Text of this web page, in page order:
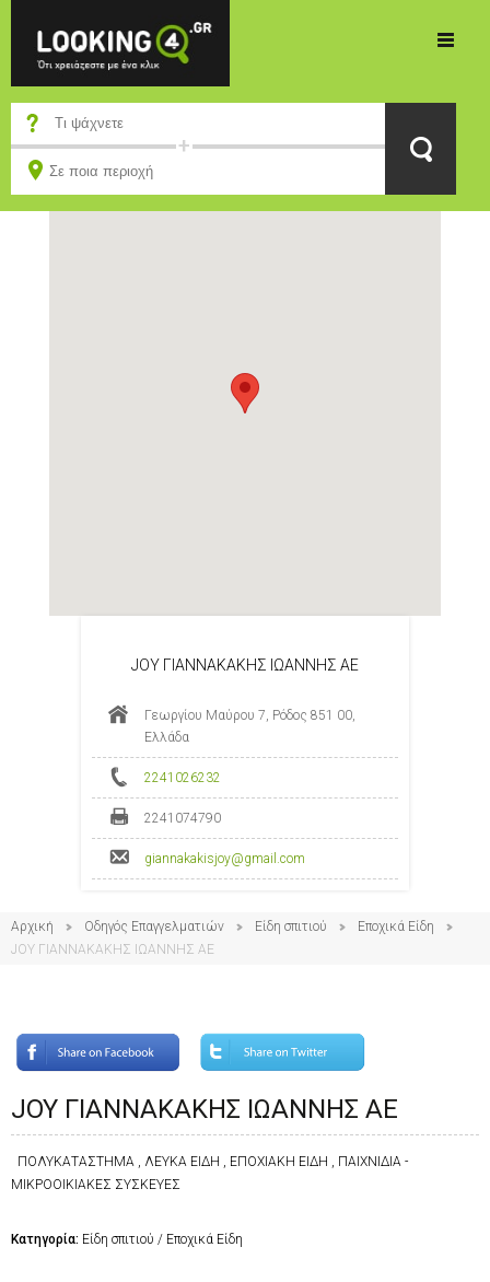
JOY ΓΙΑΝΝΑΚΑΚΗΣ ΙΩΑΝΝΗΣ ΑΕ
Γεωργίου Μαύρου 7, Ρόδος 851 00,
Ελλάδα
2241026232
2241074790
giannakakisjoy@gmail.com
Αρχική Οδηγός Επαγγελματιών Είδη σπιτιού
Εποχικά Είδη
JOY ΓΙΑΝΝΑΚΑΚΗΣ ΙΩΑΝΝΗΣ ΑΕ
JOY ΓΙΑΝΝΑΚΑΚΗΣ ΙΩΑΝΝΗΣ ΑΕ
ΠΟΛΥΚΑΤΑΣΤΗΜΑ , ΛΕΥΚΑ ΕΙΔΗ , ΕΠΟΧΙΑΚΗ ΕΙΔΗ , ΠΑΙΧΝΙΔΙΑ -
ΜΙΚΡΟΟΙΚΙΑΚΕΣ ΣΥΣΚΕΥΕΣ
Κατηγορία: Είδη σπιτιού / Εποχικά Είδη